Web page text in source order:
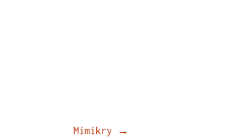
Mimikry →